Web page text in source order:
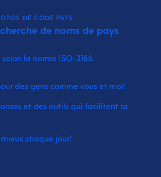
DE CODE PAYS
de noms de pays
la norme ISO-3166.
des gens comme vous et moi!
et des outils qui facilitent la
chaque jour!